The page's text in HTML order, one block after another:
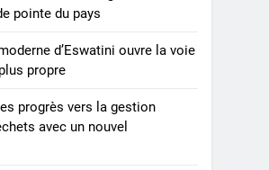
Vanuatu : une solution
arrière pour
l’environnement ?
pointe du pays
d’Eswatini ouvre la voie
propre
progrès vers la gestion
avec un nouvel